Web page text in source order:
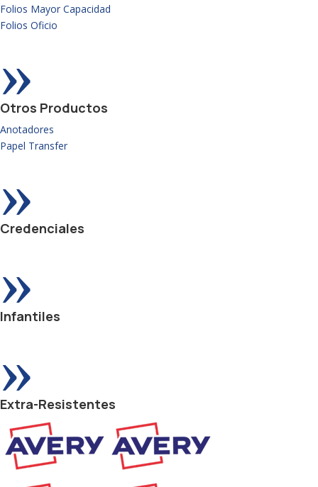
Folios Mayor Capacidad
Folios Oficio
»
Otros Productos
Anotadores
Papel Transfer
»
Credenciales
»
Infantiles
»
Extra-Resistentes